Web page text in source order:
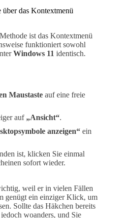
das Kontextmenü
ist das Kontextmenü
funktioniert sowohl
Windows 11 identisch.
Maustaste auf eine freie
auf „Ansicht“.
anzeigen“ ein
ist, klicken Sie einmal
sofort wieder.
weil er in vielen Fällen
genügt ein einziger Klick, um
Sollte das Häkchen bereits
woanders, und Sie